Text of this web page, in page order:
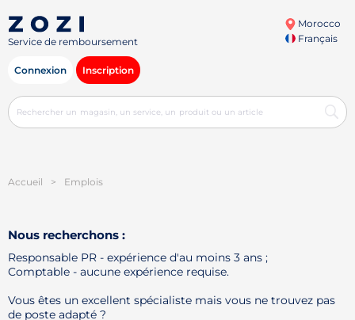
Service de remboursement
Morocco
Français
Connexion Inscription
Accueil > Emplois
Nous recherchons :
Responsable PR - expérience d'au moins 3 ans ;
Comptable - aucune expérience requise.
Vous êtes un excellent spécialiste mais vous ne trouvez pas
de poste adapté ?